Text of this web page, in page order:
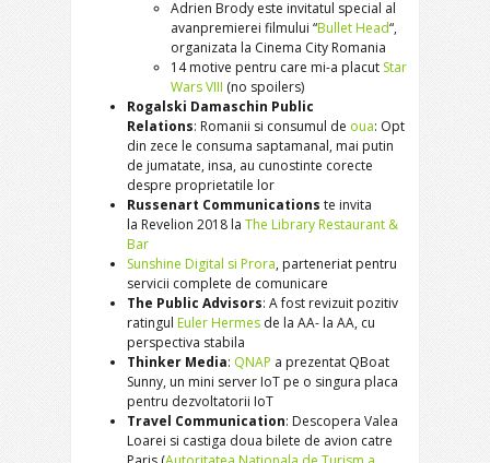
Adrien Brody este invitatul special al
avanpremierei filmului “Bullet Head“,
organizata la Cinema City Romania
14 motive pentru care mi-a placut Star
Wars VIII (no spoilers)
Rogalski Damaschin Public
Relations: Romanii si consumul de oua: Opt
din zece le consuma saptamanal, mai putin
de jumatate, insa, au cunostinte corecte
despre proprietatile lor
Russenart Communications te invita
la Revelion 2018 la The Library Restaurant &
Bar
Sunshine Digital si Prora, parteneriat pentru
servicii complete de comunicare
The Public Advisors: A fost revizuit pozitiv
ratingul Euler Hermes de la AA- la AA, cu
perspectiva stabila
Thinker Media: QNAP a prezentat QBoat
Sunny, un mini server IoT pe o singura placa
pentru dezvoltatorii IoT
Travel Communication: Descopera Valea
Loarei si castiga doua bilete de avion catre